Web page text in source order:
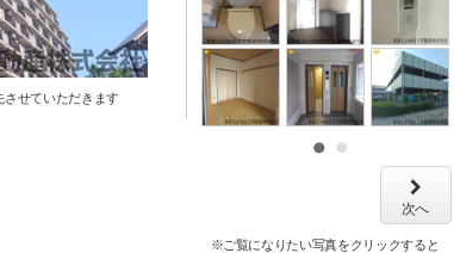
せていただきます
次へ
※ご覧になりたい写真をクリックすると